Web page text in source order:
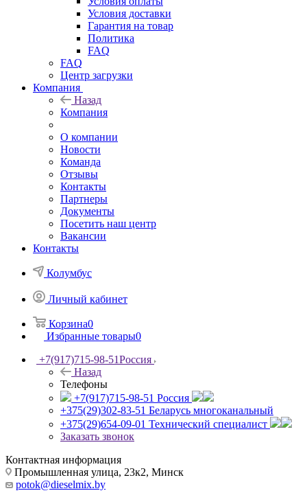
Условия доставки
Гарантия на товар
Политика
FAQ
FAQ
Центр загрузки
Компания
Назад
Компания
О компании
Новости
Команда
Отзывы
Контакты
Партнеры
Документы
Посетить наш центр
Вакансии
Контакты
Колумбус
Личный кабинет
Корзина0
Избранные товары0
+7(917)715-98-51Россия
Назад
Телефоны
+7(917)715-98-51 Россия
+375(29)302-83-51 Беларусь многоканальный
+375(29)654-09-01 Технический специалист
Заказать звонок
Контактная информация
Промышленная улица, 23к2, Минск
potok@dieselmix.by